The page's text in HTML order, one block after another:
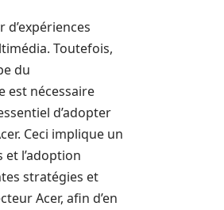
Toutefois,
du
est nécessaire
d’adopter
Ceci implique un
l’adoption
stratégies et
Acer, afin d’en